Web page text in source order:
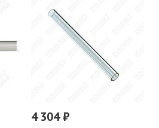
4 304 ₽